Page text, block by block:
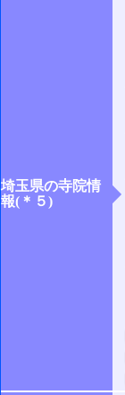
埼玉県の寺院情
報(＊５)